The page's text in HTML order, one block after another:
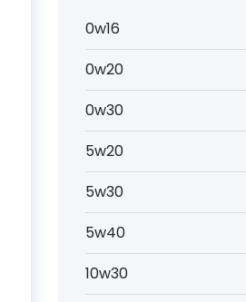
0w16
0w20
0w30
5w20
5w30
5w40
10w30